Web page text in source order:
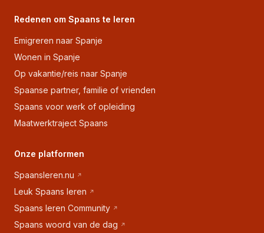
Redenen om Spaans te leren
Emigreren naar Spanje
Wonen in Spanje
Op vakantie/reis naar Spanje
Spaanse partner, familie of vrienden
Spaans voor werk of opleiding
Maatwerktraject Spaans
Onze platformen
Spaansleren.nu
Leuk Spaans leren
Spaans leren Community
Spaans woord van de dag